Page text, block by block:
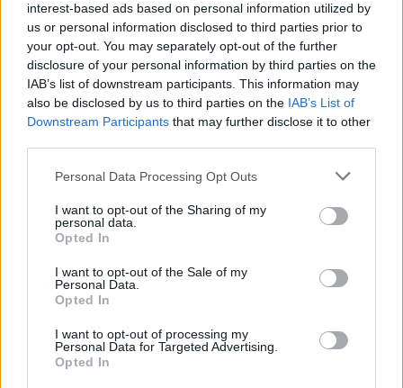
interest-based ads based on personal information utilized by
us or personal information disclosed to third parties prior to
your opt-out. You may separately opt-out of the further
disclosure of your personal information by third parties on the
IAB’s list of downstream participants. This information may
also be disclosed by us to third parties on the IAB’s List of
Downstream Participants that may further disclose it to other
Please note that this website/app uses one or more Google
not limited to your visit or usage behaviour. You may click to
grant or deny consent to Google and its third-party tags to
use your data for below specified purposes in below Google
consent section.
Personal Data Processing Opt Outs
I want to opt-out of the Sharing of my
personal data.
Opted In
I want to opt-out of the Sale of my
Personal Data.
Opted In
I want to opt-out of processing my
Personal Data for Targeted Advertising.
Opted In
ΓΝΩΜΕΣ
ΠΕΝΥ ΡΟΝΤΟΓΙΑΝΝΗ
στο σήμερα: Tο τρίτο
Παναθηναϊκού με την
Αναγνώριση και σεβασμός
οι σημαντικότερες νίκες του